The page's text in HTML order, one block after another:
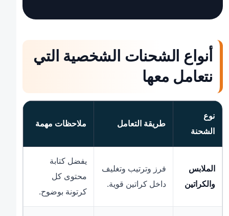
أنواع الشحنات الشخصية التي
نتعامل معها
نوع
الشحنة
طريقة التعامل ملاحظات مهمة
الملابس
والكراتين
فرز وترتيب وتغليف
داخل كراتين قوية.
يفضل كتابة
محتوى كل
كرتونة بوضوح.